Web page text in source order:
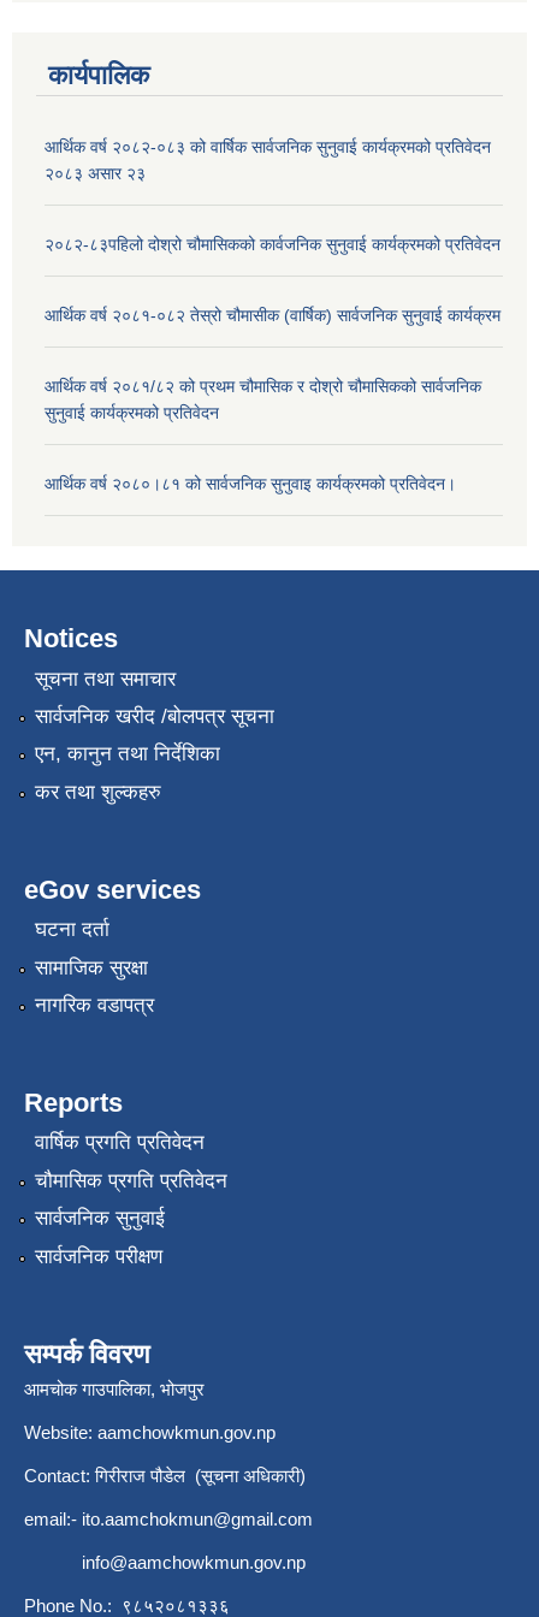
कार्यपालिक
आर्थिक वर्ष २०८२-०८३ को वार्षिक सार्वजनिक सुनुवाई कार्यक्रमको प्रतिवेदन
२०८३ असार २३
२०८२-८३पहिलो दोश्रो चौमासिकको कार्वजनिक सुनुवाई कार्यक्रमको प्रतिवेदन
आर्थिक वर्ष २०८१-०८२ तेस्रो चौमासीक (वार्षिक) सार्वजनिक सुनुवाई कार्यक्रम
आर्थिक वर्ष २०८१/८२ को प्रथम चौमासिक र दोश्रो चौमासिकको सार्वजनिक
सुनुवाई कार्यक्रमको प्रतिवेदन
आर्थिक वर्ष २०८०।८१ को सार्वजनिक सुनुवाइ कार्यक्रमको प्रतिवेदन।
Notices
सूचना तथा समाचार
सार्वजनिक खरीद /बोलपत्र सूचना
एन, कानुन तथा निर्देशिका
कर तथा शुल्कहरु
eGov services
घटना दर्ता
सामाजिक सुरक्षा
नागरिक वडापत्र
Reports
वार्षिक प्रगति प्रतिवेदन
चौमासिक प्रगति प्रतिवेदन
सार्वजनिक सुनुवाई
सार्वजनिक परीक्षण
सम्पर्क विवरण
आमचोक गाउपालिका, भोजपुर
Website: aamchowkmun.gov.np
Contact: गिरीराज पौडेल (सूचना अधिकारी)
email:- ito.aamchokmun@gmail.com
info@aamchowkmun.gov.np
Phone No.: ९८५२०८१३३६